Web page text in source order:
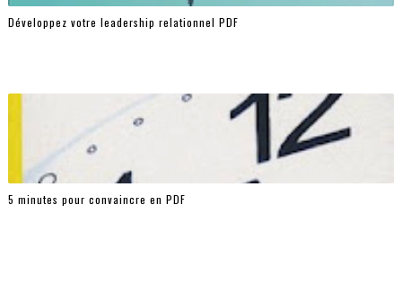
Développez votre leadership relationnel PDF
5 minutes pour convaincre en PDF